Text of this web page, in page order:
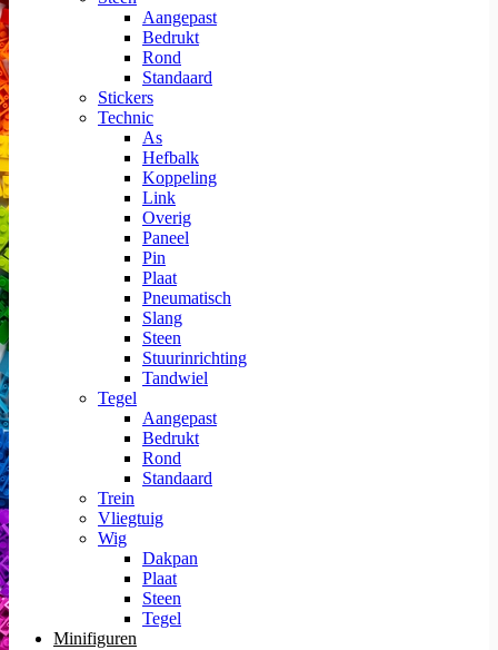
Aangepast
Bedrukt
Rond
Standaard
Stickers
Technic
As
Hefbalk
Koppeling
Link
Overig
Paneel
Pin
Plaat
Pneumatisch
Slang
Steen
Stuurinrichting
Tandwiel
Tegel
Aangepast
Bedrukt
Rond
Standaard
Trein
Vliegtuig
Wig
Dakpan
Plaat
Steen
Tegel
Minifiguren